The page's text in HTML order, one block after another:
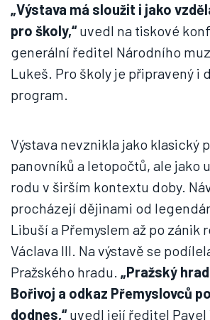
„Výstava má sloužit i jako
pro školy,“uvedl na tiskové
generální ředitel Národního
Lukeš. Pro školy je připravený i
program.
Výstava nevznikla jako klasický
panovníků a letopočtů, ale jako
rodu v širším kontextu doby.
procházejí dějinami od
Libuší a Přemyslem až po zánik
Václava III. Na výstavě se
Pražského hradu. „Pražský
Bořivoj a odkaz Přemyslovců
dodnes,“uvedl její ředitel Pavel